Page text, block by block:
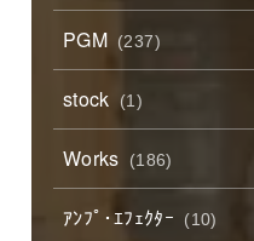
PGM (237)
stock (1)
Works (186)
ｱﾝﾌﾟ･ｴﾌｪｸﾀｰ (10)